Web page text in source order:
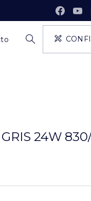
24W